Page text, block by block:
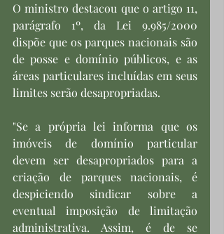
O ministro destacou que o artigo 11,
parágrafo 1º, da Lei 9.985/2000
dispõe que os parques nacionais são
de posse e domínio públicos, e as
áreas particulares incluídas em seus
limites serão desapropriadas.
"Se a própria lei informa que os
imóveis de domínio particular
devem ser desapropriados para a
criação de parques nacionais, é
despiciendo sindicar sobre a
eventual imposição de limitação
administrativa. Assim, é de se